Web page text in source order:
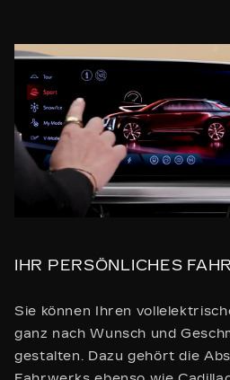
IHR PERSÖNLICHES
Sie können Ihren
ganz nach Wunsch und
gestalten. Dazu gehört die